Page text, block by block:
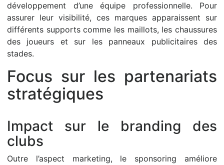
développement d’une équipe professionnelle. Pour
assurer leur visibilité, ces marques apparaissent sur
différents supports comme les maillots, les chaussures
des joueurs et sur les panneaux publicitaires des
stades.
Focus sur les partenariats
stratégiques
Impact sur le branding des
clubs
Outre l’aspect marketing, le sponsoring améliore